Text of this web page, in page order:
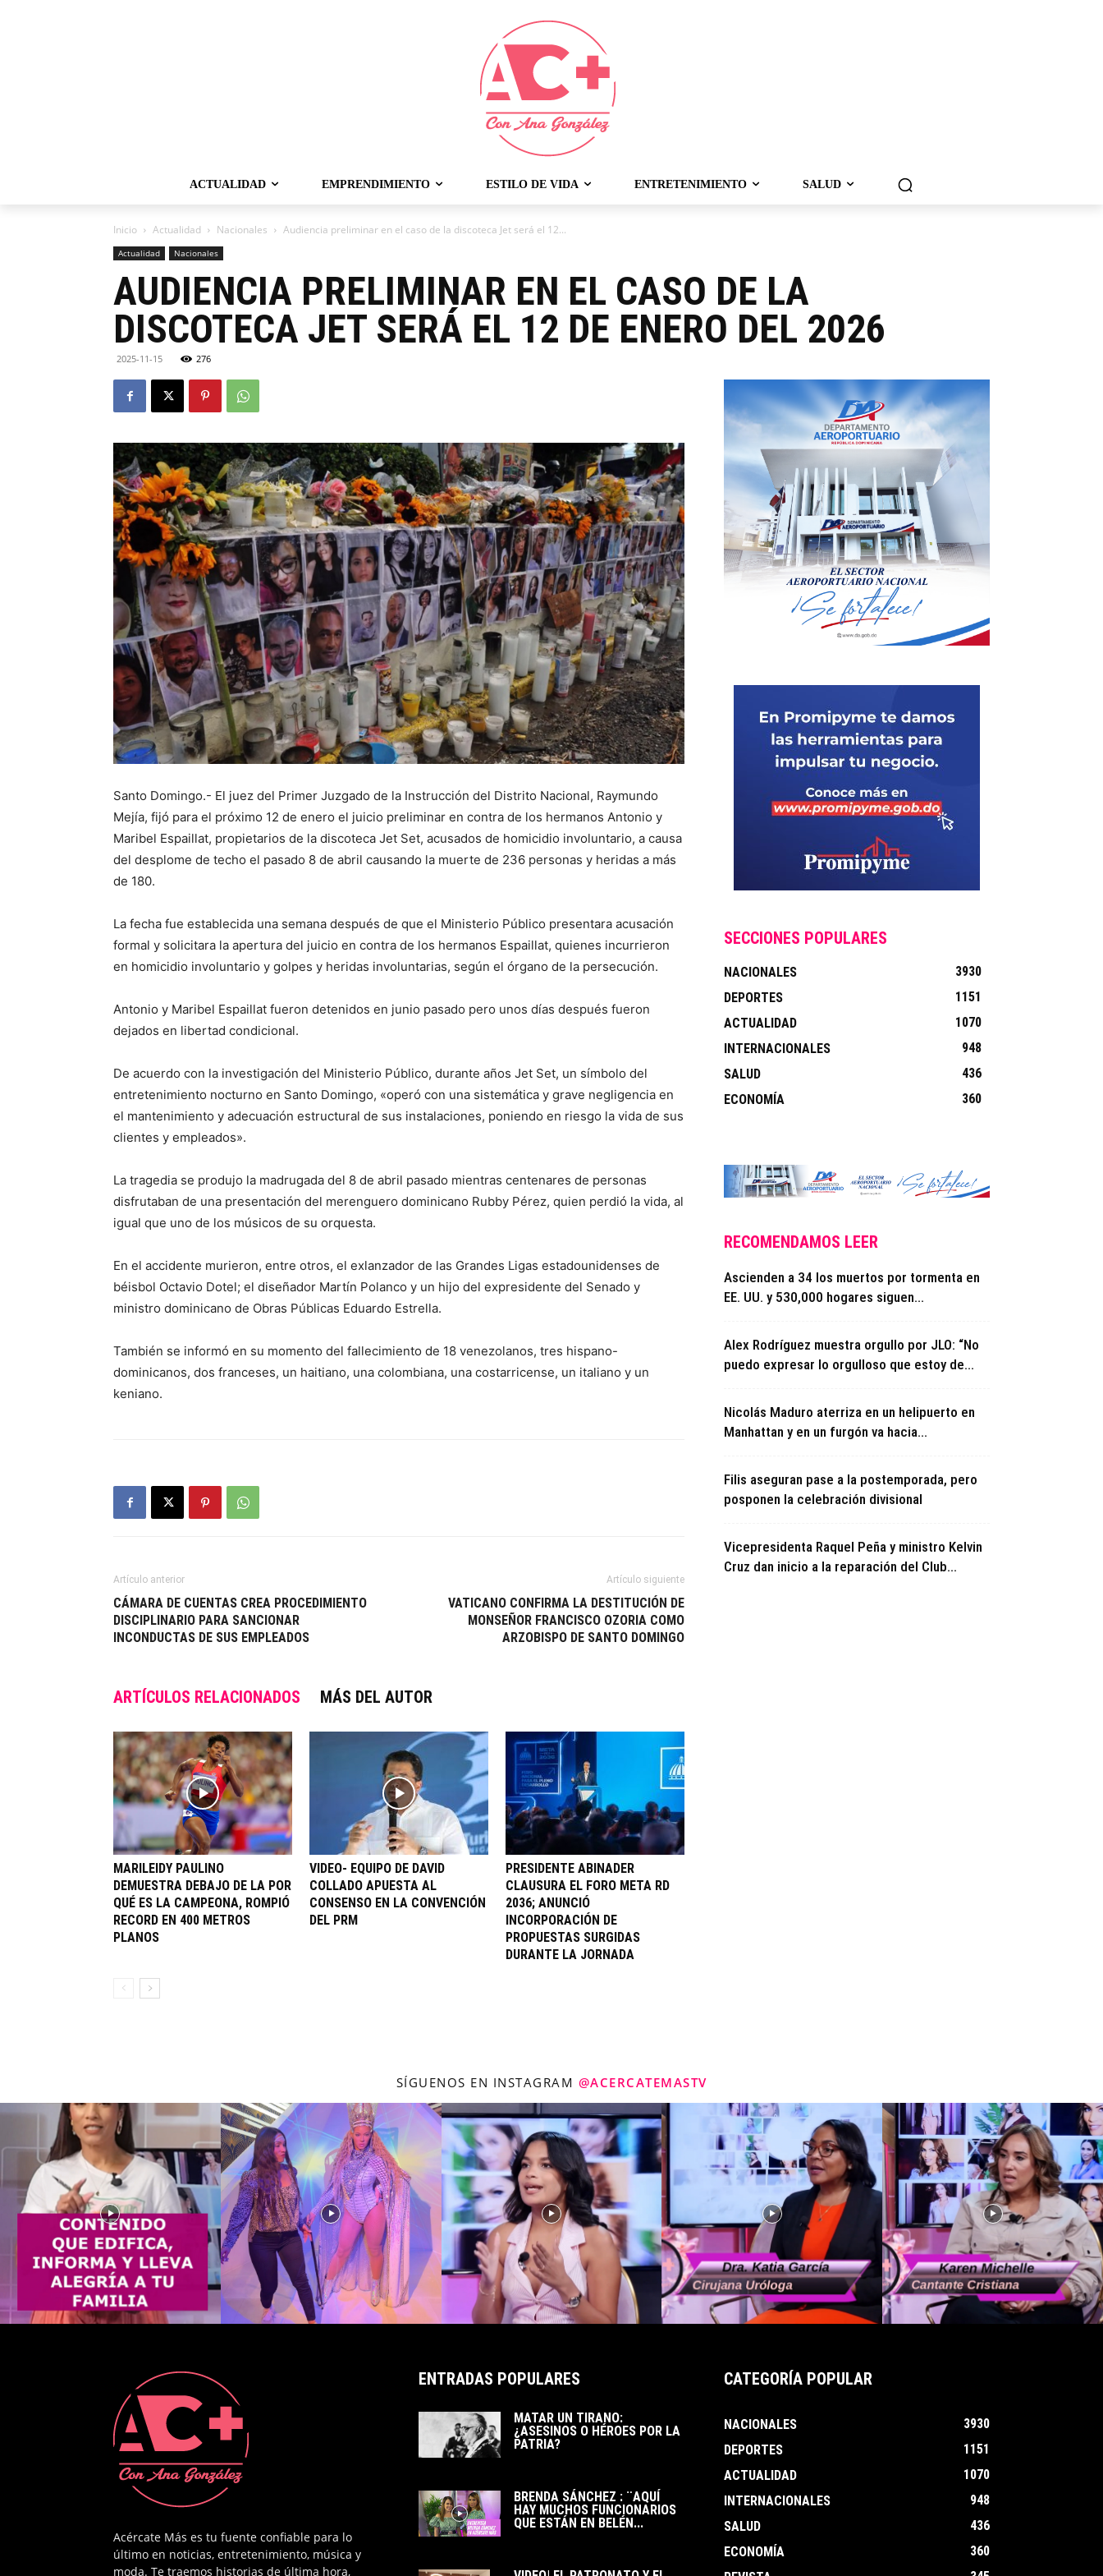
ACTUALIDAD EMPRENDIMIENTO ESTILO DE VIDA ENTRETENIMIENTO SALUD
Inicio Actualidad Nacionales Audiencia preliminar en el caso de la discoteca Jet será el 12...
Actualidad Nacionales
AUDIENCIA PRELIMINAR EN EL CASO DE LA
DISCOTECA JET SERÁ EL 12 DE ENERO DEL 2026
2025-11-15 276
Santo Domingo.- El juez del Primer Juzgado de la Instrucción del Distrito Nacional, Raymundo
Mejía, fijó para el próximo 12 de enero el juicio preliminar en contra de los hermanos Antonio y
Maribel Espaillat, propietarios de la discoteca Jet Set, acusados de homicidio involuntario, a causa
del desplome de techo el pasado 8 de abril causando la muerte de 236 personas y heridas a más
de 180.
La fecha fue establecida una semana después de que el Ministerio Público presentara acusación
formal y solicitara la apertura del juicio en contra de los hermanos Espaillat, quienes incurrieron
en homicidio involuntario y golpes y heridas involuntarias, según el órgano de la persecución.
Antonio y Maribel Espaillat fueron detenidos en junio pasado pero unos días después fueron
dejados en libertad condicional.
De acuerdo con la investigación del Ministerio Público, durante años Jet Set, un símbolo del
entretenimiento nocturno en Santo Domingo, «operó con una sistemática y grave negligencia en
el mantenimiento y adecuación estructural de sus instalaciones, poniendo en riesgo la vida de sus
clientes y empleados».
La tragedia se produjo la madrugada del 8 de abril pasado mientras centenares de personas
disfrutaban de una presentación del merenguero dominicano Rubby Pérez, quien perdió la vida, al
igual que uno de los músicos de su orquesta.
En el accidente murieron, entre otros, el exlanzador de las Grandes Ligas estadounidenses de
béisbol Octavio Dotel; el diseñador Martín Polanco y un hijo del expresidente del Senado y
ministro dominicano de Obras Públicas Eduardo Estrella.
También se informó en su momento del fallecimiento de 18 venezolanos, tres hispano-
dominicanos, dos franceses, un haitiano, una colombiana, una costarricense, un italiano y un
keniano.
Artículo anterior
CÁMARA DE CUENTAS CREA PROCEDIMIENTO
DISCIPLINARIO PARA SANCIONAR
INCONDUCTAS DE SUS EMPLEADOS
Artículo siguiente
VATICANO CONFIRMA LA DESTITUCIÓN DE
MONSEÑOR FRANCISCO OZORIA COMO
ARZOBISPO DE SANTO DOMINGO
ARTÍCULOS RELACIONADOS MÁS DEL AUTOR
MARILEIDY PAULINO
DEMUESTRA DEBAJO DE LA POR
QUÉ ES LA CAMPEONA, ROMPIÓ
RECORD EN 400 METROS
PLANOS
VIDEO- EQUIPO DE DAVID
COLLADO APUESTA AL
CONSENSO EN LA CONVENCIÓN
DEL PRM
PRESIDENTE ABINADER
CLAUSURA EL FORO META RD
2036; ANUNCIÓ
INCORPORACIÓN DE
PROPUESTAS SURGIDAS
DURANTE LA JORNADA
SECCIONES POPULARES
NACIONALES
3930
DEPORTES
1151
ACTUALIDAD
1070
INTERNACIONALES
948
SALUD
436
ECONOMÍA
360
RECOMENDAMOS LEER
Ascienden a 34 los muertos por tormenta en
EE. UU. y 530,000 hogares siguen...
Alex Rodríguez muestra orgullo por JLO: “No
puedo expresar lo orgulloso que estoy de...
Nicolás Maduro aterriza en un helipuerto en
Manhattan y en un furgón va hacia...
Filis aseguran pase a la postemporada, pero
posponen la celebración divisional
Vicepresidenta Raquel Peña y ministro Kelvin
Cruz dan inicio a la reparación del Club...
SÍGUENOS EN INSTAGRAM @ACERCATEMASTV
Acércate Más es tu fuente confiable para lo
último en noticias, entretenimiento, música y
moda. Te traemos historias de última hora,
ENTRADAS POPULARES
MATAR UN TIRANO:
¿ASESINOS O HÉROES POR LA
PATRIA?
BRENDA SÁNCHEZ : ¨AQUÍ
HAY MUCHOS FUNCIONARIOS
QUE ESTÁN EN BELÉN...
CATEGORÍA POPULAR
NACIONALES
3930
DEPORTES
1151
ACTUALIDAD
1070
INTERNACIONALES
948
SALUD
436
ECONOMÍA
360